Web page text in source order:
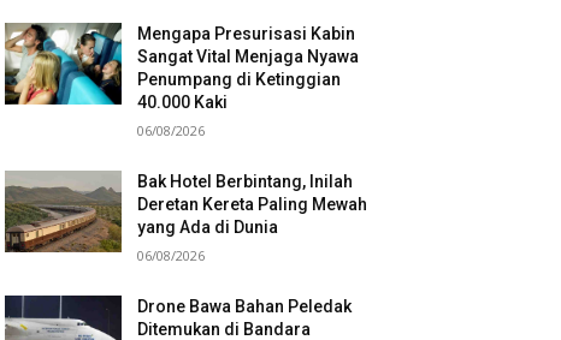
Mengapa Presurisasi Kabin
Sangat Vital Menjaga Nyawa
Penumpang di Ketinggian
40.000 Kaki
06/08/2026
Bak Hotel Berbintang, Inilah
Deretan Kereta Paling Mewah
yang Ada di Dunia
06/08/2026
Drone Bawa Bahan Peledak
Ditemukan di Bandara